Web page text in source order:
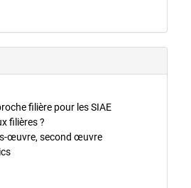
filière pour les SIAE
filières ?
œuvre, second œuvre